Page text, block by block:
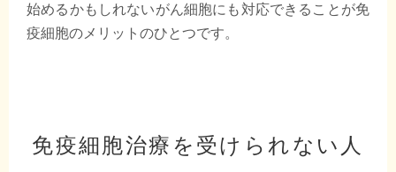
始めるかもしれないがん細胞にも対応できることが免
疫細胞のメリットのひとつです。
免疫細胞治療を受けられない人